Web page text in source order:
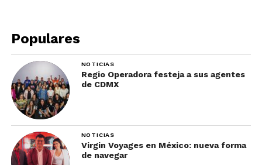
Populares
NOTICIAS
Regio Operadora festeja a sus agentes
de CDMX
NOTICIAS
Virgin Voyages en México: nueva forma
de navegar